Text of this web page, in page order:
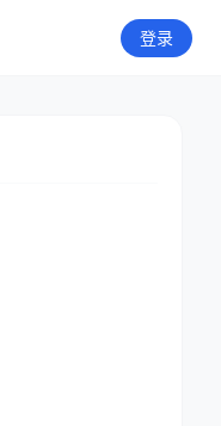
登录